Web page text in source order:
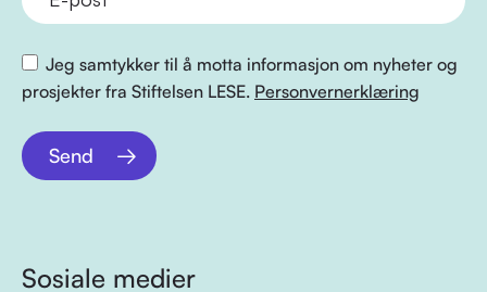
Jeg samtykker til å motta informasjon om nyheter og
prosjekter fra Stiftelsen LESE. Personvernerklæring
Send
Sosiale medier